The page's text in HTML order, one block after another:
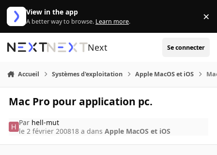
Aller au contenu
View in the app
A better way to browse. Learn more. ×
Next Se connecter
Accueil Systèmes d'exploitation Apple MacOS et iOS
Mac Pro pour application pc.
Par hell-mut
le 2 février 200818 a dansApple MacOS et iOS